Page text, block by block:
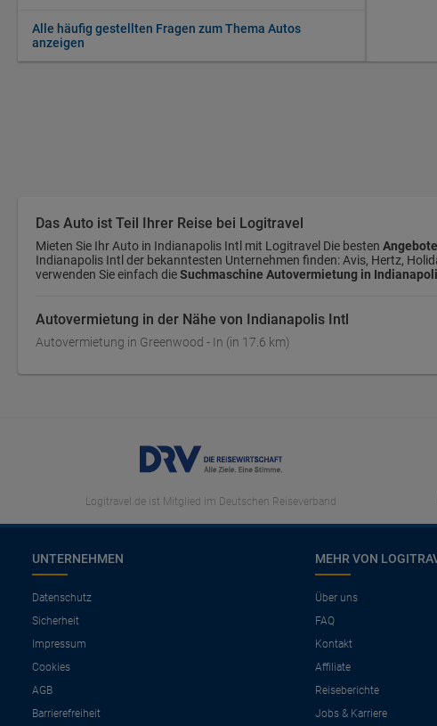
Alle häufig gestellten Fragen zum Thema Autos
anzeigen
Das Auto ist Teil Ihrer Reise bei Logitravel
Mieten Sie Ihr Auto in Indianapolis Intl mit Logitravel Die besten Angebote
Indianapolis Intl der bekanntesten Unternehmen finden: Avis, Hertz,
verwenden Sie einfach dieSuchmaschine Autovermietung in
Autovermietung in der Nähe von Indianapolis Intl
Autovermietung in Greenwood - In (in 17.6 km)
Logitravel.de ist Mitglied im Deutschen Reiseverband
UNTERNEHMEN
Datenschutz
Sicherheit
Impressum
Cookies
AGB
Barrierefreiheit
MEHR VON
Über uns
FAQ
Kontakt
Affiliate
Reiseberichte
Jobs & Karriere